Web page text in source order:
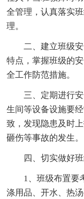
全管理，认真落实
理。
二、建立班级
特点，掌握班级的
全工作防范措施。
三、定期进行
生间等设备设施要
致，发现隐患及时
砸伤等事故的发生。
四、切实做好
1、班级布置要
涤用品、开水、热